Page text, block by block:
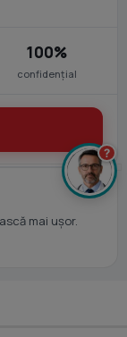
100%
confidențial
mai ușor.
?